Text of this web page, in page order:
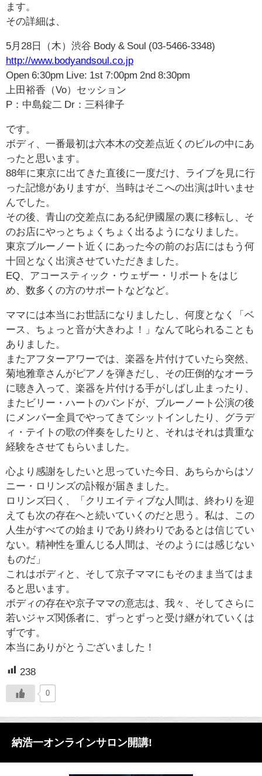
ます。
その詳細は、
5月28日（木）渋谷 Body & Soul (03-5466-3348)
http://www.bodyandsoul.co.jp
Open 6:30pm Live: 1st 7:00pm 2nd 8:30pm
上田裕香（Vo）セッション
P：中島錠二 Dr：三科律子
です。
ボディ、一番最初は六本木の交差点近くのビルの中にあ
ったと思います。
88年に東京に出てきた直後に一度だけ、ライブを見に行
った記憶がありますが、当時はそこへの出演は叶いませ
んでした。
その後、青山の交差点にある紀伊國屋の裏に移転し、そ
のお店にやっとちょくちょく出るようになりました。
東京ブルーノート近くにあった今の前のお店にはもう何
十回となく出演させていただきました。
EQ、アコースティック・ウェザー・リポートをはじ
め、数多くの方のサポートなどなど。
ママには本当にお世話になりましたし、何度となく「ベ
ース、ちょっと音が大きわよ！」なんて叱られることも
ありました。
またアフターアワーでは、楽器を片付けていたら突然、
菊地雅章さんがピアノを弾きだし、その圧倒的なオーラ
に聴き入って、楽器を片付ける手がしばし止まったり、
またビリー・ハートのバンドが、ブルーノート公演の後
にメンバー全員でやってきてシットインしたり、グラデ
ィ・テイトの歌の伴奏をしたりと、それはそれは貴重な
経験をさせてもらいました。
心より感謝をしたいと思っていた今日、あちらからはソ
ニー・ロリンズの訃報が届きました。
ロリンズ曰く、「クリエイティブな人間は、終わりを迎
えても次の存在へと続いていくのだと思う。私は、この
人生がすべての始まりであり終わりであるとは信じてい
ない。精神性を重んじる人間は、そのようには感じない
ものだ」
これはボディと、そして京子ママにもそのまま当てはま
ると思います。
ボディの存在や京子ママの意志は、我々、そしてさらに
若いジャズ関係者に、ずっとずっと受け継がれていくは
ずです。
本当にありがとうございました！
238
0
納浩一オンラインサロン開講!